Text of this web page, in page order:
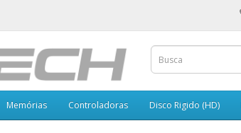
Memórias Controladoras Disco Rigido (HD)